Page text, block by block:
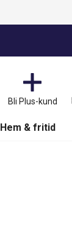
Bli Plus-kund
Hem & fritid